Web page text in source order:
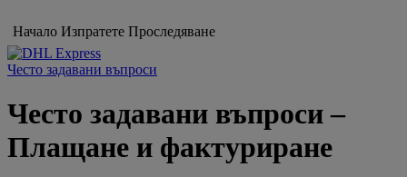
Начало Изпратете Проследяване
Често задавани въпроси
Често задавани въпроси –
Плащане и фактуриране